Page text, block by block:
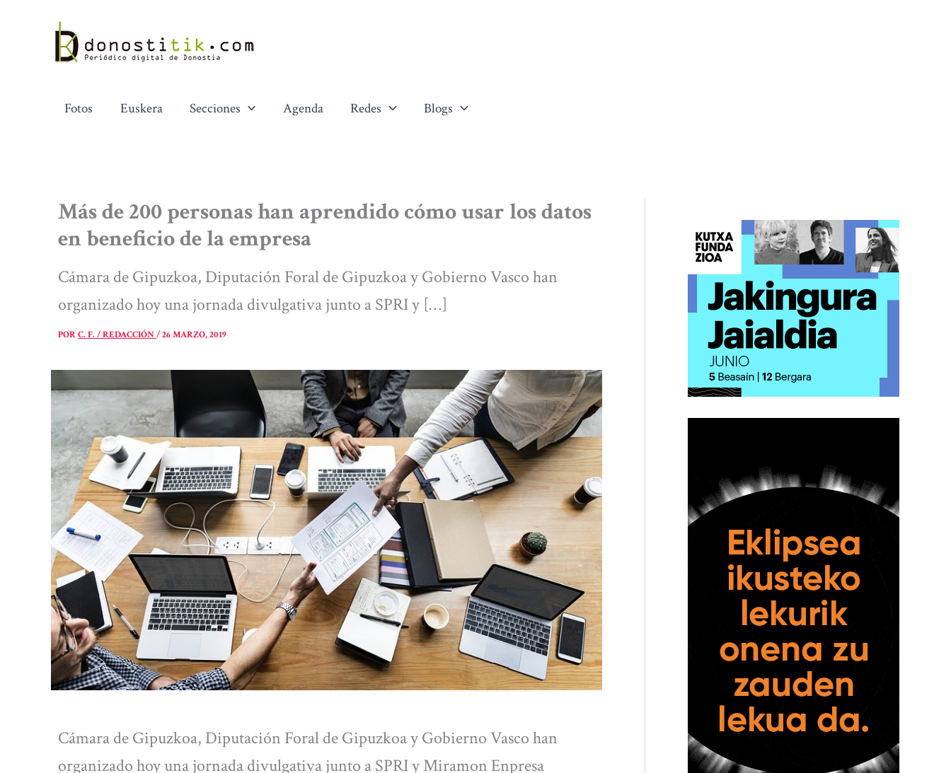
contenido
Fotos Euskera Secciones Agenda Redes Blogs
Más de 200 personas han aprendido cómo usar los datos
en beneficio de la empresa
Cámara de Gipuzkoa, Diputación Foral de Gipuzkoa y Gobierno Vasco han
organizado hoy una jornada divulgativa junto a SPRI y […]
PORC. F. / REDACCIÓN/26 MARZO, 2019
Cámara de Gipuzkoa, Diputación Foral de Gipuzkoa y Gobierno Vasco han
organizado hoy una jornada divulgativa junto a SPRI y Miramon Enpresa